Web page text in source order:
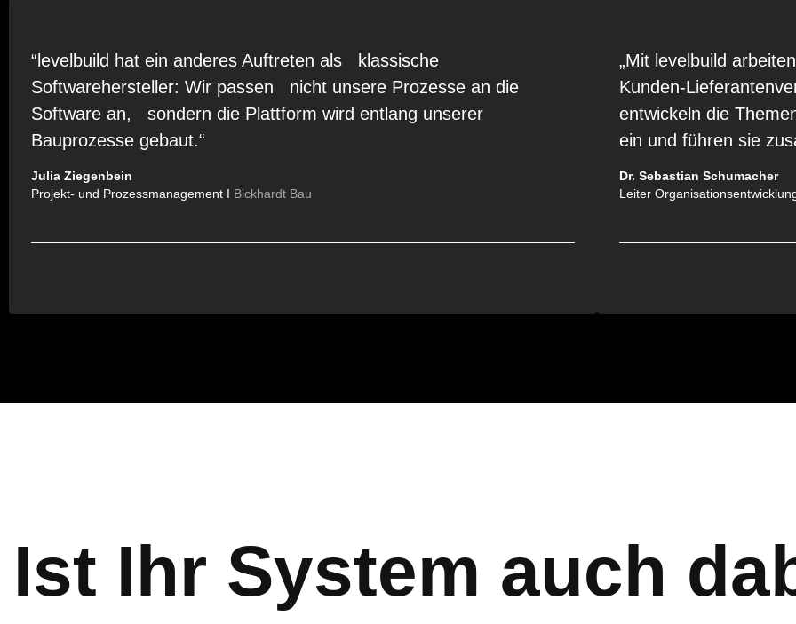
“levelbuild hat ein anderes Auftreten als klassische
Softwarehersteller: Wir passen nicht unsere Prozesse an die
Software an, sondern die Plattform wird entlang unserer
Bauprozesse gebaut.“
Julia Ziegenbein
Projekt- und Prozessmanagement I Bickhardt Bau
„Mit levelbuild
entwickeln die
ein und führen sie
Dr. Sebastian Schumacher
Leiter
Ist Ihr System auch